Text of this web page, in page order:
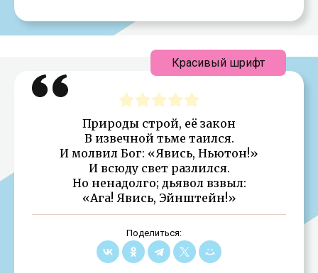
Природы строй, её закон
В извечной тьме таился.
И молвил Бог: «Явись, Ньютон!»
И всюду свет разлился.
Но ненадолго; дьявол взвыл:
«Ага! Явись, Эйнштейн!»
Поделиться:
Красивый шрифт